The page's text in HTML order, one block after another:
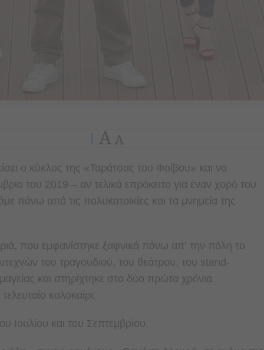
A A
ο κύκλος της «Ταράτσας του Φοίβου» και να
του 2019 – αν τελικά επρόκειτο για έναν χορό του
πάνω από τις πολυκατοικίες και τα μνημεία της
που εμφανίστηκε ξαφνικά πάνω απ’ την πόλη το
του τραγουδιού, του θεάτρου, του stand-
και στηρίχτηκε στα δύο πρώτα χρόνια
καλοκαίρι.
Ιουλίου και του Σεπτεμβρίου.